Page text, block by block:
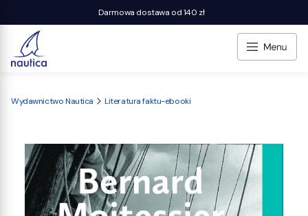
Darmowa dostawa od 140 zł
Wydawnictwo Nautica Literatura faktu-ebooki